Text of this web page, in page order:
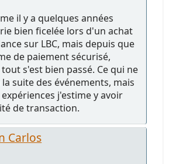
il y a quelques années
bien ficelée lors d'un achat
sur LBC, mais depuis que
de paiement sécurisé,
s'est bien passé. Ce qui ne
suite des événements, mais
j'estime y avoir
de transaction.
Carlos